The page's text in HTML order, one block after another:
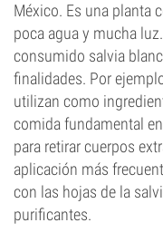
México. Es una planta
poca agua y mucha
consumido salvia
finalidades. Por
utilizan como
comida fundamental
para retirar cuerpos
aplicación más
con las hojas de la
purificantes.